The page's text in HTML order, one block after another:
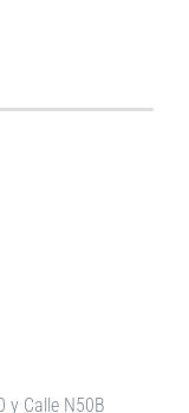
y Calle N50B